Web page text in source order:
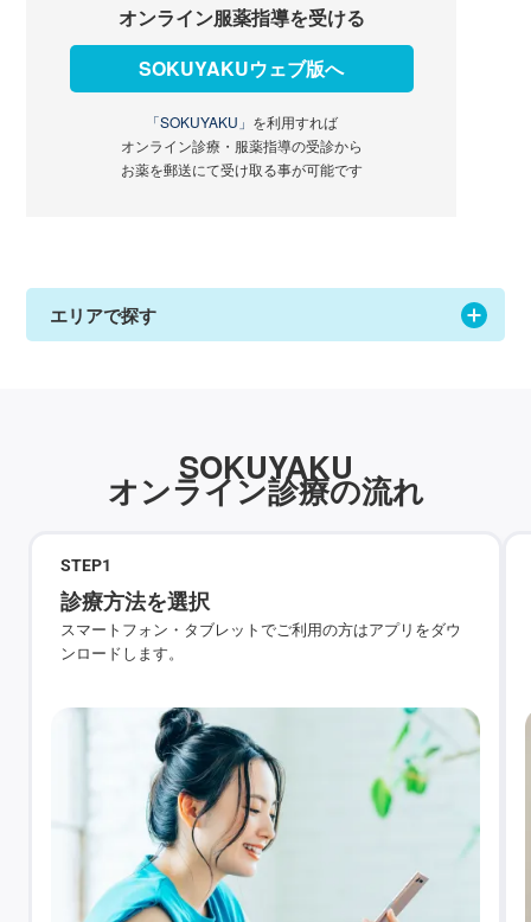
オンライン服薬指導を受ける
SOKUYAKUウェブ版へ
「SOKUYAKU」 を利用すれば
オンライン診療・服薬指導の受診から
お薬を郵送にて受け取る事が可能です
エリアで探す
SOKUYAKU
オンライン診療の流れ
STEP1
診療方法を選択
スマートフォン・タブレットでご利用の方はアプリをダウ
ンロードします。